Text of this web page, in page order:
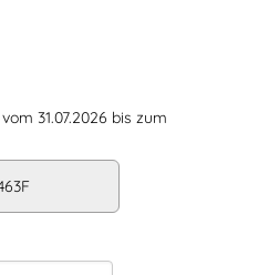
31.07.2026 bis zum